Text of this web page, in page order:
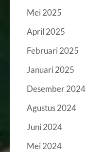
Mei 2025
April 2025
Februari 2025
Januari 2025
Desember 2024
Agustus 2024
Juni 2024
Mei 2024